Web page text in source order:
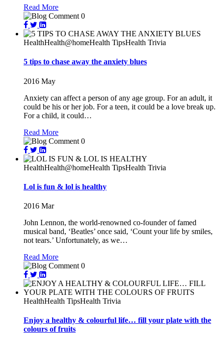
Read More
0
HealthHealth@homeHealth TipsHealth Trivia
5 tips to chase away the anxiety blues
2016 May
Anxiety can affect a person of any age group. For an adult, it
could be his or her job. For a teen, it could be a love break up.
For a child, it could…
Read More
0
HealthHealth@homeHealth TipsHealth Trivia
Lol is fun & lol is healthy
2016 Mar
John Lennon, the world-renowned co-founder of famed
musical band, ‘Beatles’ once said, ‘Count your life by smiles,
not tears.’ Unfortunately, as we…
Read More
0
HealthHealth TipsHealth Trivia
Enjoy a healthy & colourful life… fill your plate with the
colours of fruits